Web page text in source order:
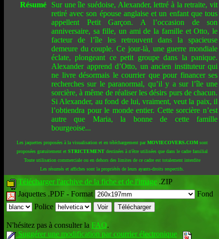
Résumé
Sur une île suédoise, Alexander, lettré à la retraite, vit
retiré avec son épouse anglaise et un enfant que tous
appellent Petit Garçon. A l’occasion de son
anniversaire, sa fille, un ami de la famille et Otto, le
facteur de l’île les retrouvent dans la spacieuse
demeure du couple. Ce jour-là, une guerre mondiale
éclate, plongeant ce petit groupe dans la panique.
Alexander apprend d’Otto, un ancien instituteur qui
ne livre désormais le courrier que pour financer ses
recherches sur le paranormal, qu’il y a sur l’île une
sorcière, à même de réaliser les désirs purs de chacun.
Si Alexander, au fond de lui, vraiment, veut la paix, il
l’obtiendra pour le monde entier. Cette sorcière n’est
autre que Maria, la bonne de cette famille
bourgeoise...
Les jaquettes proposées à la visualisation et en téléchargement parMOVIECOVERS.COMsont
proposées gratuitement et STRICTEMENTdestinées à n'être utilisées que dans le cadre familial
Toute utilisation commerciale ou en dehors des limites de ce cadre est totalement interdite
Les résumés et affiches sont la propriétés de leurs ayants-droits respectifs.
Télécharger l'archive de la fiche et de l'image .ZIP
Jaquettes .PDF - Format
Fond
Police
N'hésitez pas à consulter la FAQ.
Suggérer une modification par courrier électronique